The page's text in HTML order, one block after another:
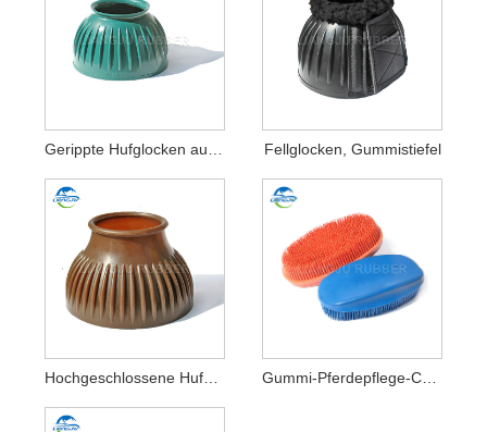
Gerippte Hufglocken aus Gummi für Pferde Fellglocken, Gummistiefel
Hochgeschlossene Hufglocken für Pferde